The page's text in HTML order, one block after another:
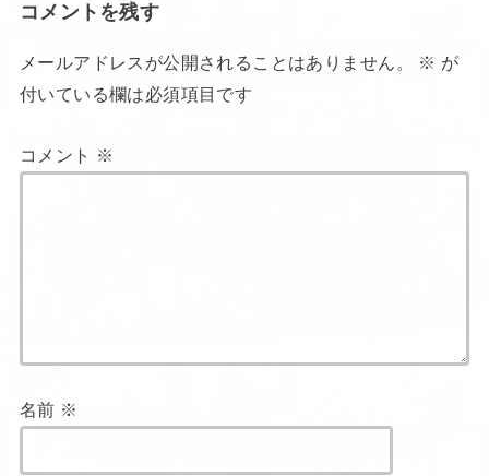
コメントを残す
メールアドレスが公開されることはありません。 ※ が
付いている欄は必須項目です
コメント ※
名前 ※